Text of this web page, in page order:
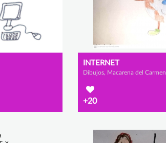
INTERNET
Dibujos, Macarena del Carmen
+20